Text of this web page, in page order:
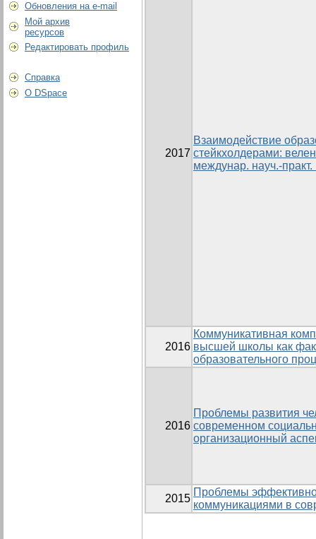
Обновления на e-mail
Мой архив
ресурсов
Редактировать профиль
Справка
О DSpace
2017
Взаимодействие
стейкхолдерами:
междунар. науч.-
2016
Коммуникативная
высшей школы как
образовательного
2016
Проблемы развития
современном
организационный
2015
Проблемы
коммуникациями в